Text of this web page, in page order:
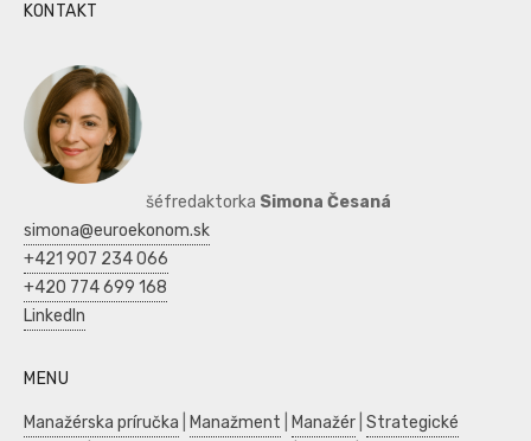
KONTAKT
šéfredaktorka Simona Česaná
simona@euroekonom.sk
+421 907 234 066
+420 774 699 168
LinkedIn
MENU
Manažérska príručka Manažment Manažér Strategické